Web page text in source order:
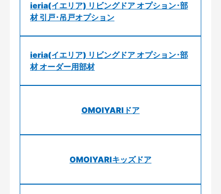
ieria(イエリア) リビングドア オプション･部
材 引戸･吊戸オプション
ieria(イエリア) リビングドア オプション･部
材 オーダー用部材
OMOIYARIドア
OMOIYARIキッズドア